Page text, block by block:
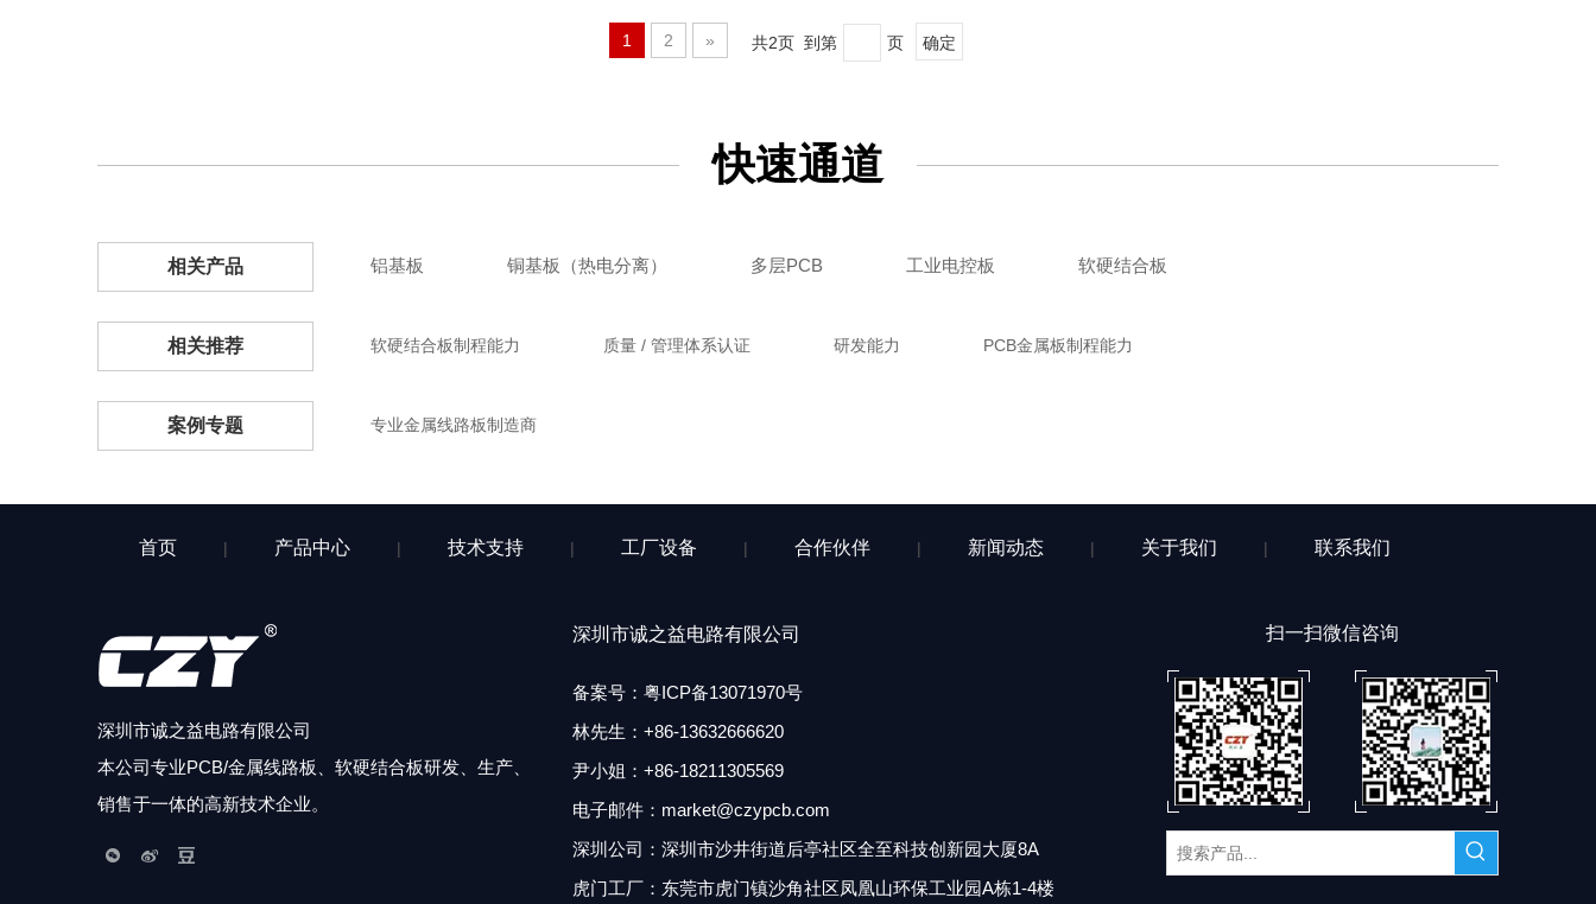
1 2 » 共2页 到第 页 确定
快速通道
相关产品 铝基板 铜基板（热电分离） 多层PCB 工业电控板 软硬结合板
相关推荐 软硬结合板制程能力 质量 / 管理体系认证 研发能力 PCB金属板制程能力
案例专题 专业金属线路板制造商
首页 | 产品中心 | 技术支持 | 工厂设备 | 合作伙伴 | 新闻动态 | 关于我们 | 联系我们
深圳市诚之益电路有限公司
本公司专业PCB/金属线路板、软硬结合板研发、生产、
销售于一体的高新技术企业。
深圳市诚之益电路有限公司
备案号： 粤ICP备13071970号
林先生 ： +86-13632666620
尹小姐：+86-18211305569
电子邮件：market@czypcb.com
深圳公司：深圳市沙井街道后亭社区全至科技创新园大厦8A
虎门工厂：东莞市虎门镇沙角社区凤凰山环保工业园A栋1-4楼
扫一扫微信咨询